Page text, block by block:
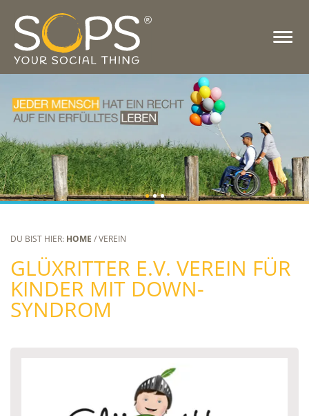
DU BIST HIER: HOME / VEREIN
GLÜXRITTER E.V. VEREIN FÜR
KINDER MIT DOWN-
SYNDROM